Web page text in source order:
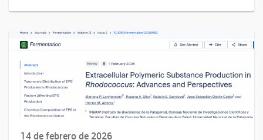
14 de febrero de 2026